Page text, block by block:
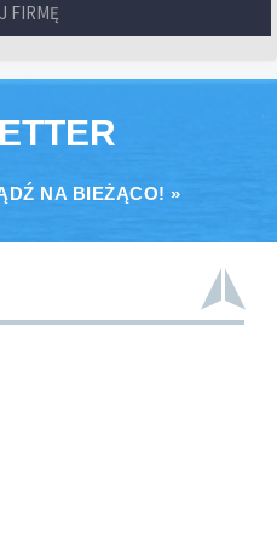
FIRMĘ
NA BIEŻĄCO! »